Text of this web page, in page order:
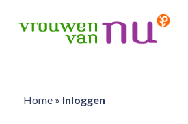
Home» Inloggen